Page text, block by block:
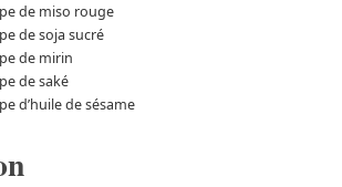
de miso rouge
de soja sucré
de mirin
de saké
d’huile de sésame